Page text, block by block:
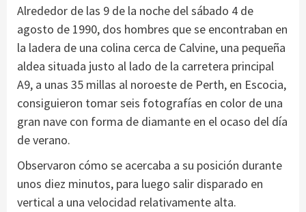
Alrededor de las 9 de la noche del sábado 4 de
agosto de 1990, dos hombres que se encontraban en
la ladera de una colina cerca de Calvine, una pequeña
aldea situada justo al lado de la carretera principal
A9, a unas 35 millas al noroeste de Perth, en Escocia,
consiguieron tomar seis fotografías en color de una
gran nave con forma de diamante en el ocaso del día
de verano.
Observaron cómo se acercaba a su posición durante
unos diez minutos, para luego salir disparado en
vertical a una velocidad relativamente alta.